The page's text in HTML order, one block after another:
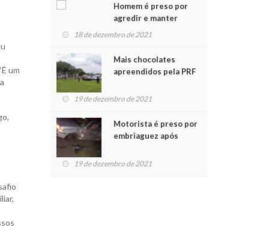
um
Homem é preso por
agredir e manter
mulher em cárcere
18 de dezembro de 2021
Mais chocolates
apreendidos pela PRF
crianças no Natal
19 de dezembro de 2021
Motorista é preso por
embriaguez após
feridos
19 de dezembro de 2021